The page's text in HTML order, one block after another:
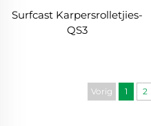
Surfcast Karpersrolletjies-
QS3
Vorig 1 2